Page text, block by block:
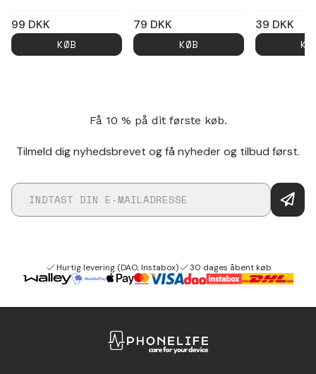
99 DKK
KØB
79 DKK
KØB
39 DKK
Få 10 % på dit første køb.
Tilmeld dig nyhedsbrevet og få nyheder og tilbud først.
Hurtig levering (DAO, Instabox) 30 dages åbent køb